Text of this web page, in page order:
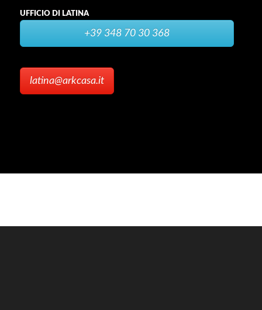
UFFICIO DI LATINA
+39 348 70 30 368
latina@arkcasa.it